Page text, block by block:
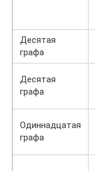
Десятая
графа
Десятая
графа
Одиннадцатая
графа